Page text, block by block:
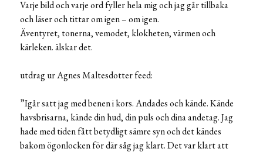
Varje bild och varje ord fyller hela mig och jag går tillbaka
och läser och tittar om igen – om igen.
Äventyret, tonerna, vemodet, klokheten, värmen och
kärleken. älskar det.
utdrag ur Agnes Maltesdotter feed:
”Igår satt jag med benen i kors. Andades och kände. Kände
havsbrisarna, kände din hud, din puls och dina andetag. Jag
hade med tiden fått betydligt sämre syn och det kändes
bakom ögonlocken för där såg jag klart. Det var klart att